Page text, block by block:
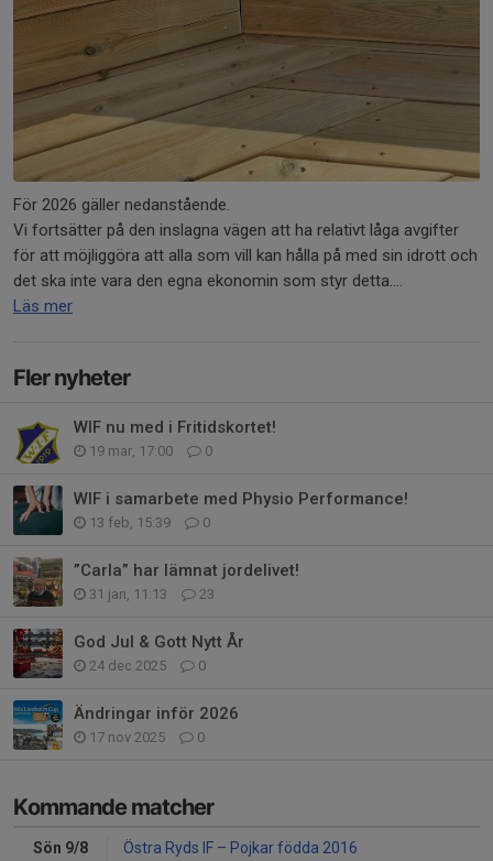
För 2026 gäller nedanstående.
Vi fortsätter på den inslagna vägen att ha relativt låga avgifter
för att möjliggöra att alla som vill kan hålla på med sin idrott och
det ska inte vara den egna ekonomin som styr detta....
Läs mer
Fler nyheter
WIF nu med i Fritidskortet!
19 mar, 17:00 0
WIF i samarbete med Physio Performance!
13 feb, 15:39 0
”Carla” har lämnat jordelivet!
31 jan, 11:13 23
God Jul & Gott Nytt År
24 dec 2025 0
Ändringar inför 2026
17 nov 2025 0
Kommande matcher
Sön 9/8 Östra Ryds IF – Pojkar födda 2016